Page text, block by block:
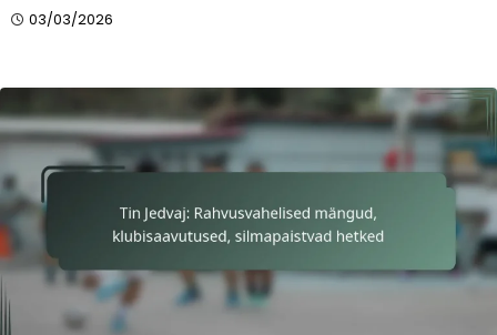
03/03/2026